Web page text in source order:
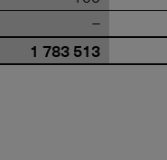
–
1 783 513